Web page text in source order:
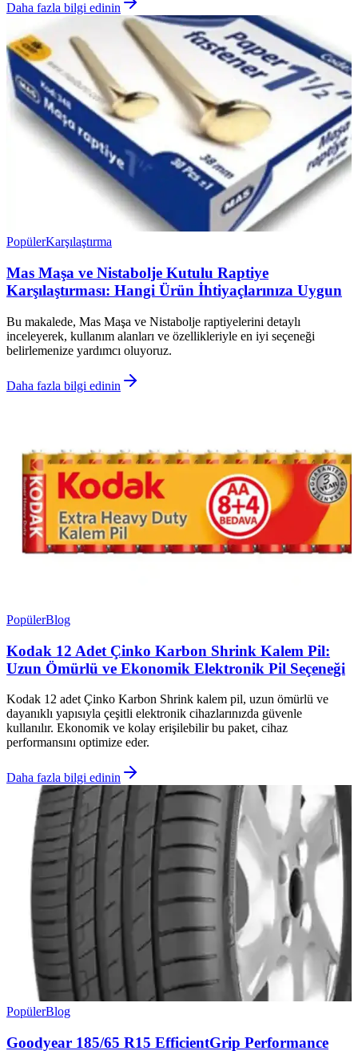
Daha fazla bilgi edinin
PopülerKarşılaştırma
Mas Maşa ve Nistabolje Kutulu Raptiye
Karşılaştırması: Hangi Ürün İhtiyaçlarınıza Uygun
Bu makalede, Mas Maşa ve Nistabolje raptiyelerini detaylı
inceleyerek, kullanım alanları ve özellikleriyle en iyi seçeneği
belirlemenize yardımcı oluyoruz.
Daha fazla bilgi edinin
PopülerBlog
Kodak 12 Adet Çinko Karbon Shrink Kalem Pil:
Uzun Ömürlü ve Ekonomik Elektronik Pil Seçeneği
Kodak 12 adet Çinko Karbon Shrink kalem pil, uzun ömürlü ve
dayanıklı yapısıyla çeşitli elektronik cihazlarınızda güvenle
kullanılır. Ekonomik ve kolay erişilebilir bu paket, cihaz
performansını optimize eder.
Daha fazla bilgi edinin
PopülerBlog
Goodyear 185/65 R15 EfficientGrip Performance